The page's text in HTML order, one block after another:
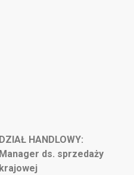
DZIAŁ HANDLOWY:
Manager ds. sprzedaży
krajowej